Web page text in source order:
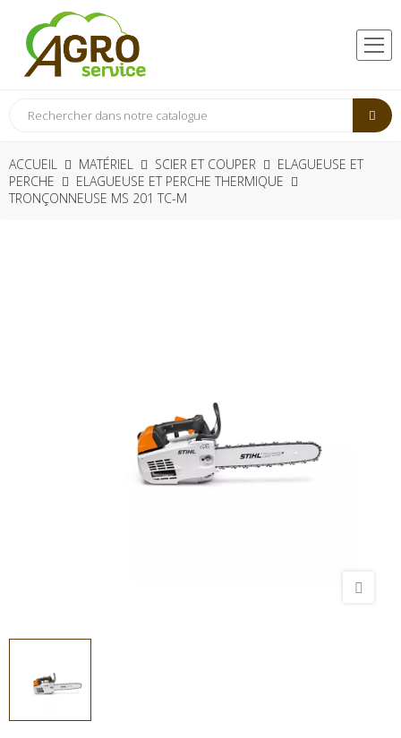
ACCUEIL MATÉRIEL SCIER ET COUPER
ELAGUEUSE ET
PERCHE
ELAGUEUSE ET PERCHE THERMIQUE
TRONÇONNEUSE MS 201 TC-M